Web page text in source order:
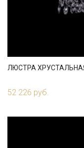
ЛЮСТРА ХРУСТАЛЬНАЯ
52 226 руб.